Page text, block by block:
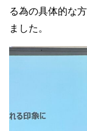
る為の具体的な
ました。